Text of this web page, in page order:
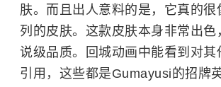
肤。而且出人意料的是，它真的很
列的皮肤。这款皮肤本身非常出色
说级品质。回城动画中能看到对其
引用，这些都是Gumayusi的招牌